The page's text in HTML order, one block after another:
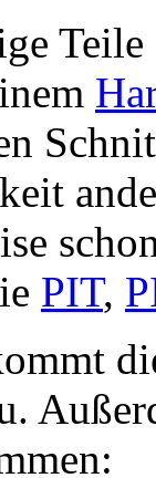
PIT,